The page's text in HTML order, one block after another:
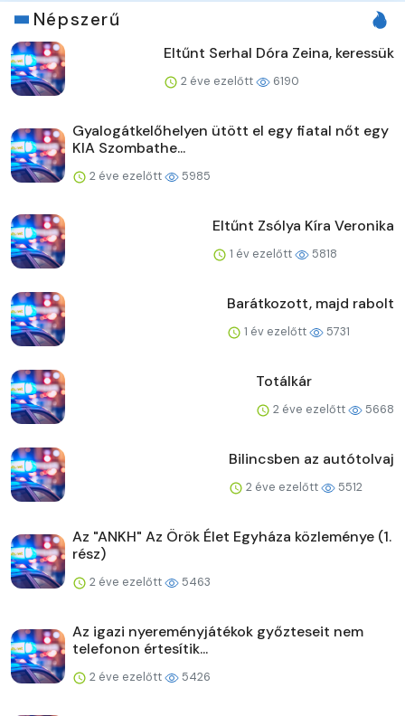
Népszerű
Eltűnt Serhal Dóra Zeina, keressük
2 éve ezelőtt 6190
Gyalogátkelőhelyen ütött el egy fiatal nőt egy
KIA Szombathe...
2 éve ezelőtt 5985
Eltűnt Zsólya Kíra Veronika
1 év ezelőtt 5818
Barátkozott, majd rabolt
1 év ezelőtt 5731
Totálkár
2 éve ezelőtt 5668
Bilincsben az autótolvaj
2 éve ezelőtt 5512
Az "ANKH" Az Örök Élet Egyháza közleménye (1.
rész)
2 éve ezelőtt 5463
Az igazi nyereményjátékok győzteseit nem
telefonon értesítik...
2 éve ezelőtt 5426